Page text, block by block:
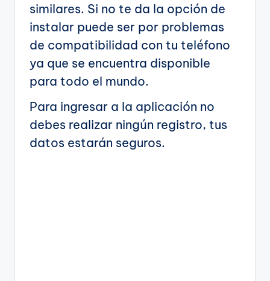
similares. Si no te da la opción de
instalar puede ser por problemas
de compatibilidad con tu teléfono
ya que se encuentra disponible
para todo el mundo.
Para ingresar a la aplicación no
debes realizar ningún registro, tus
datos estarán seguros.